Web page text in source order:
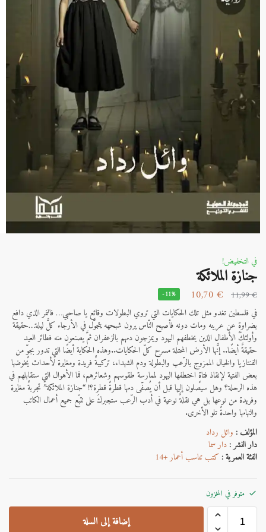
في التخفيض!
جنازة الملائكة
11,99€
10,70 €
-11%
في فلسطين تغدو مثل تلك الحكايات التي تروي البطولات وقائع يا صاحبي… فالنمر الذي دافع
بضراوةٍ عن عرينه ومات دونه فأصبح النّاس يرون شبحهه يتجوَّل في الأرجاء كلَّ ليلة…حقيقة
وأولئكَ الأطفال الذين يخطفهم اليهود ويمزجون دمهم بالزعفران ثمَّ يصنعون منه فطائر العيد
حقيقةٌ أيضًا.. إنَّها الأرض المحتلة مسرح كلّ الحكايات..وهذه الحكاية أيضًا التي تدور بجوٍّ من
الفنتازيا والخيال الممزوج بالرّعب والبطولة ودم الشهداء، تركيبةٌ فريدة ومغايرة لأحداث يخوضها
بعض الفتية لإنقاذ فتاةٍ اختطفها اليهود لممارسة طقوسهم وشعائرهم، فما الأهوال التي ستقابلهم في
هذه الرحلة؟ وهل سيصلون إليها قبل أن يُصفّى دمها قطرةً قطرة؟! “جنازة الملائكة” تجربةٌ مغايرة
وفريدة من نوعها بل هي نقلةٌ نوعية في أدب الرّعب ستجبركَ على تتبّع جميع أعمال الكاتب
والتهامها واحدةً تلو الأخرى.
المؤلف : وائل رداد
دار النشر :دار سما
الفئة العمرية :كتب تناسب أعمار +14
متوفر في المخزون
إضافة إلى السلة